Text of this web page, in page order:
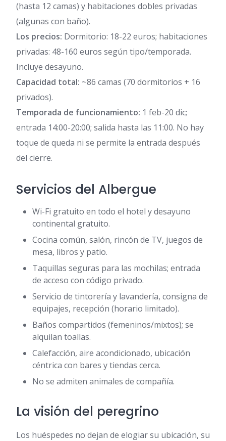
(hasta 12 camas) y habitaciones dobles privadas
(algunas con baño).
Los precios: Dormitorio: 18-22 euros; habitaciones
privadas: 48-160 euros según tipo/temporada.
Incluye desayuno.
Capacidad total: ~86 camas (70 dormitorios + 16
privados).
Temporada de funcionamiento: 1 feb-20 dic;
entrada 14:00-20:00; salida hasta las 11:00. No hay
toque de queda ni se permite la entrada después
del cierre.
Servicios del Albergue
Wi-Fi gratuito en todo el hotel y desayuno
continental gratuito.
Cocina común, salón, rincón de TV, juegos de
mesa, libros y patio.
Taquillas seguras para las mochilas; entrada
de acceso con código privado.
Servicio de tintorería y lavandería, consigna de
equipajes, recepción (horario limitado).
Baños compartidos (femeninos/mixtos); se
alquilan toallas.
Calefacción, aire acondicionado, ubicación
céntrica con bares y tiendas cerca.
No se admiten animales de compañía.
La visión del peregrino
Los huéspedes no dejan de elogiar su ubicación, su